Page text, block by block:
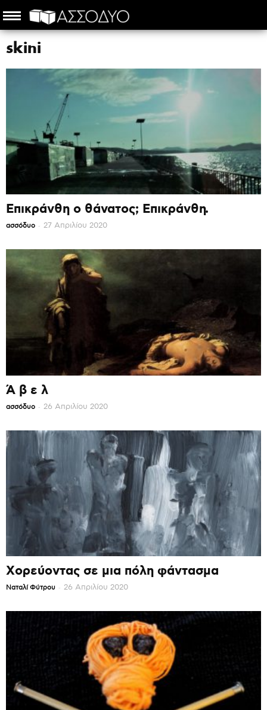
Αρχική skini
skini
Επικράνθη ο θάνατος; Επικράνθη.
ασσόδυο - 27 Απριλίου 2020
Ά β ε λ
ασσόδυο - 26 Απριλίου 2020
Χορεύοντας σε μια πόλη φάντασμα
Ναταλί Φύτρου - 26 Απριλίου 2020